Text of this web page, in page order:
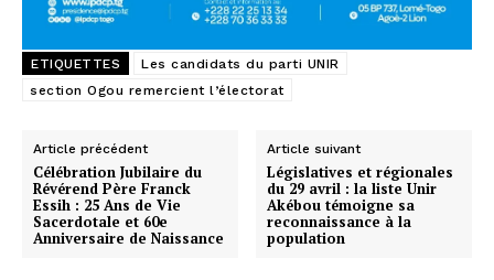
ETIQUETTES
Les candidats du parti UNIR
section Ogou remercient l’électorat
Article précédent
Célébration Jubilaire du
Révérend Père Franck
Essih : 25 Ans de Vie
Sacerdotale et 60e
Anniversaire de Naissance
Article suivant
Législatives et régionales
du 29 avril : la liste Unir
Akébou témoigne sa
reconnaissance à la
population